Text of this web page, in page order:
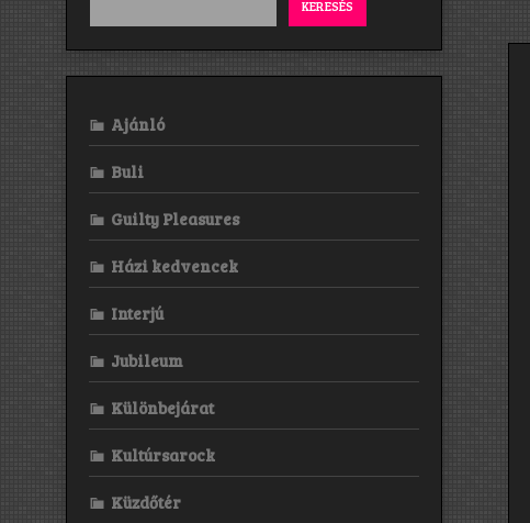
KERESÉS
Ajánló
Buli
Guilty Pleasures
Házi kedvencek
Interjú
Jubileum
Különbejárat
Kultúrsarock
Küzdőtér